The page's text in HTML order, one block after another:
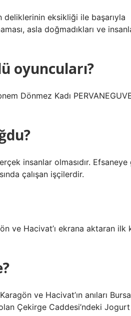
deliklerinin eksikliği ile başarıyla
asla doğmadıkları ve
oyuncuları?
Dönmez Kadı
insanlar olmasıdır. Efsaneye
çalışan işçilerdir.
ve Hacivat’ı ekrana aktaran ilk
ve Hacivat’ın anıları
Çekirge Caddesi’ndeki